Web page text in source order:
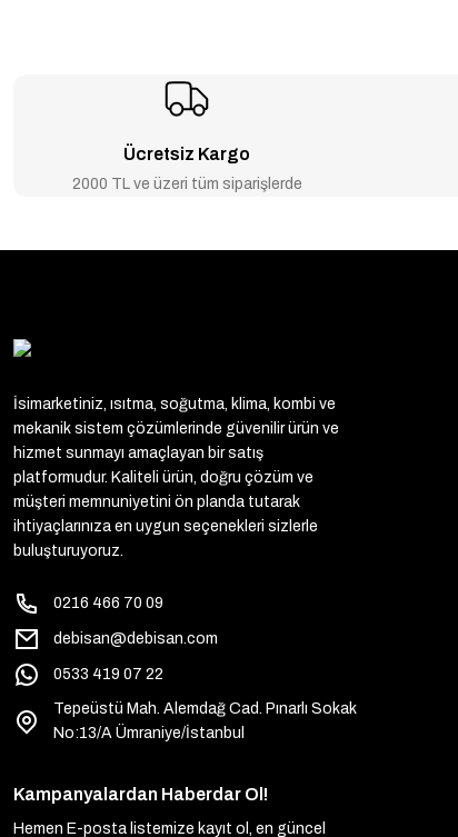
Ücretsiz Kargo
2000 TL ve üzeri tüm siparişlerde
İsimarketiniz, ısıtma, soğutma, klima, kombi ve
mekanik sistem çözümlerinde güvenilir ürün ve
hizmet sunmayı amaçlayan bir satış
platformudur. Kaliteli ürün, doğru çözüm ve
müşteri memnuniyetini ön planda tutarak
ihtiyaçlarınıza en uygun seçenekleri sizlerle
buluşturuyoruz.
0216 466 70 09
debisan@debisan.com
0533 419 07 22
Tepeüstü Mah. Alemdağ Cad. Pınarlı Sokak
No:13/A Ümraniye/İstanbul
Kampanyalardan Haberdar Ol!
Hemen E-posta listemize kayıt ol, en güncel